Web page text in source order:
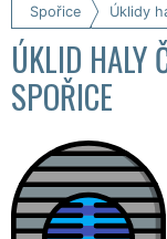
Spořice Úklidy
ÚKLID HALY
SPOŘICE